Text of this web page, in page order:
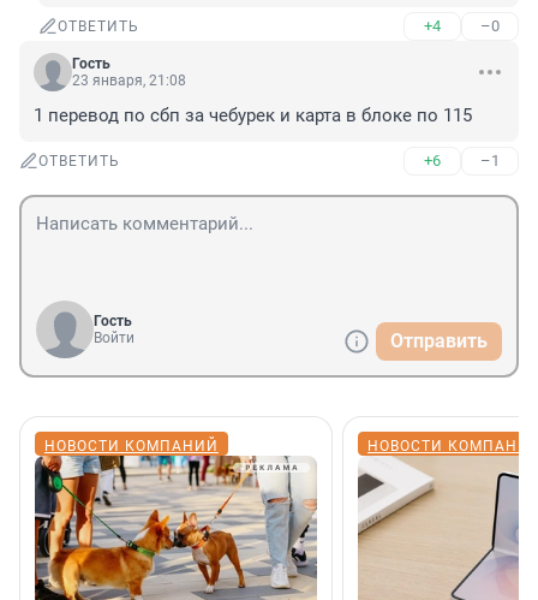
ОТВЕТИТЬ +4 –0
Гость
23 января, 21:08
1 перевод по сбп за чебурек и карта в блоке по 115
ОТВЕТИТЬ +6 –1
Гость
Войти
Отправить
НОВОСТИ КОМПАНИЙ НОВОСТИ